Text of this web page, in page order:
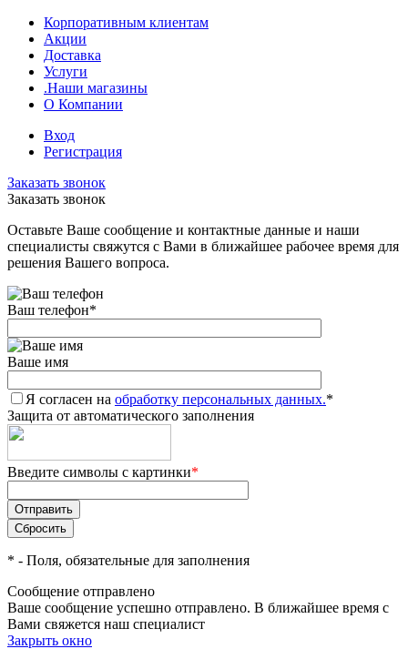
Корпоративным клиентам
Акции
Доставка
Услуги
.Наши магазины
О Компании
Вход
Регистрация
Заказать звонок
Заказать звонок
Оставьте Ваше сообщение и контактные данные и наши
специалисты свяжутся с Вами в ближайшее рабочее время для
решения Вашего вопроса.
Ваш телефон*
Ваше имя
Я согласен на обработку персональных данных.*
Защита от автоматического заполнения
Введите символы с картинки*
* - Поля, обязательные для заполнения
Сообщение отправлено
Ваше сообщение успешно отправлено. В ближайшее время с
Вами свяжется наш специалист
Закрыть окно